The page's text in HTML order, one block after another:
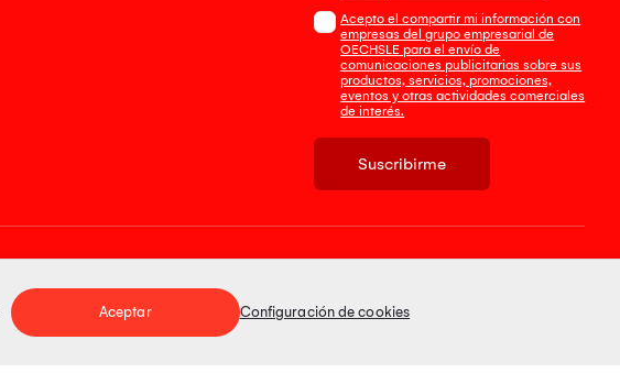
Acepto el compartir mi información con
empresas del grupo empresarial de
OECHSLE para el envío de
comunicaciones publicitarias sobre sus
productos, servicios, promociones,
eventos y otras actividades comerciales
de interés.
Suscribirme
Tienda 100% Segura
Aceptar Configuración de cookies